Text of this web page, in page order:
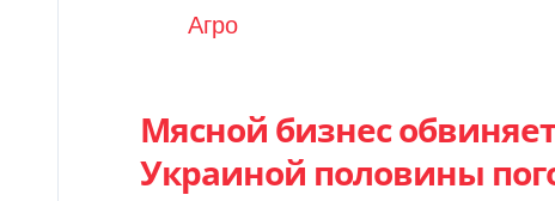
Категория
Агро
Мясной бизнес
Украиной половины